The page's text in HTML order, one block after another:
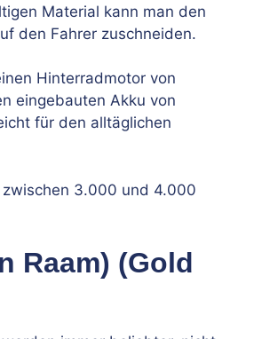
Material kann man den
den Fahrer zuschneiden.
Hinterradmotor von
eingebauten Akku von
für den alltäglichen
zwischen 3.000 und 4.000
Raam) (Gold